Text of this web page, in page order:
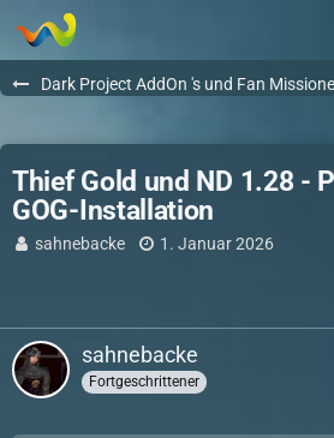
Dark Project AddOn 's und Fan
Thief Gold und ND 1.28 -
GOG-Installation
sahnebacke 1. Januar 2026
sahnebacke
Fortgeschrittener